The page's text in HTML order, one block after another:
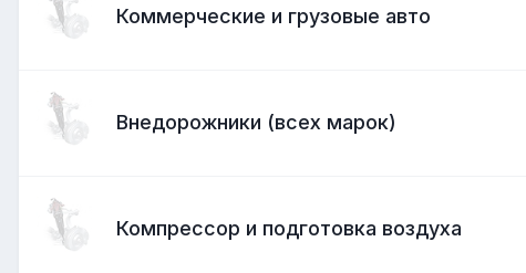
Коммерческие и грузовые авто
Внедорожники (всех марок)
Компресcор и подготовка воздуха